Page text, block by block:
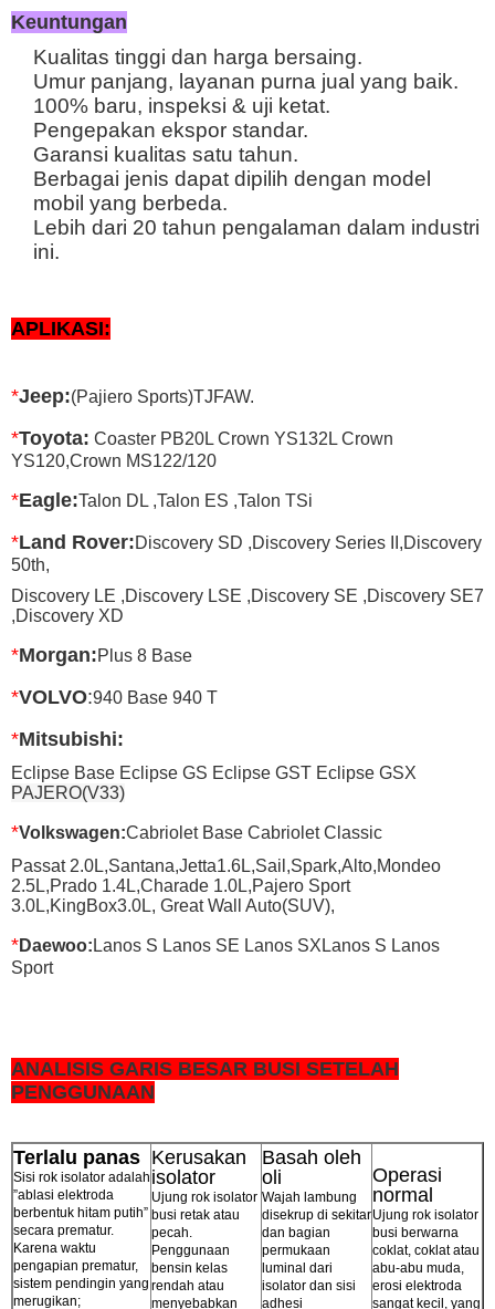
Keuntungan
Kualitas tinggi dan harga bersaing.
Umur panjang, layanan purna jual yang baik.
100% baru, inspeksi & uji ketat.
Pengepakan ekspor standar.
Garansi kualitas satu tahun.
Berbagai jenis dapat dipilih dengan model
mobil yang berbeda.
Lebih dari 20 tahun pengalaman dalam industri
ini.
APLIKASI:
*Jeep:(Pajiero Sports)TJFAW.
*Toyota: Coaster PB20L Crown YS132L Crown
YS120,Crown MS122/120
*Eagle:Talon DL ,Talon ES ,Talon TSi
*Land Rover:Discovery SD ,Discovery Series II,Discovery
50th,
Discovery LE ,Discovery LSE ,Discovery SE ,Discovery SE7
,Discovery XD
*Morgan:Plus 8 Base
*VOLVO:940 Base 940 T
*Mitsubishi:
Eclipse Base Eclipse GS Eclipse GST Eclipse GSX
PAJERO(V33)
*Volkswagen:Cabriolet Base Cabriolet Classic
Passat 2.0L,Santana,Jetta1.6L,Sail,Spark,Alto,Mondeo
2.5L,Prado 1.4L,Charade 1.0L,Pajero Sport
3.0L,KingBox3.0L, Great Wall Auto(SUV),
*Daewoo: Lanos S Lanos SE Lanos SXLanos S Lanos
Sport
ANALISIS GARIS BESAR BUSI SETELAH
PENGGUNAAN
Terlalu panas
Sisi rok isolator adalah
”ablasi elektroda
berbentuk hitam putih”
secara prematur.
Karena waktu
pengapian prematur,
sistem pendingin yang
merugikan;
Kerusakan
isolator
Ujung rok isolator
busi retak atau
pecah.
Penggunaan
bensin kelas
rendah atau
menyebabkan
Basah oleh
oli
Wajah lambung
disekrup di sekitar
dan bagian
permukaan
luminal dari
isolator dan sisi
adhesi
Operasi
normal
Ujung rok isolator
busi berwarna
coklat, coklat atau
abu-abu muda,
erosi elektroda
sangat kecil, yang